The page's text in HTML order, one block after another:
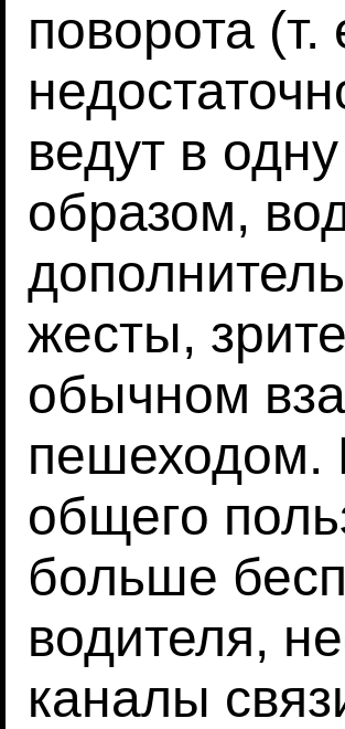
поворота (т.
ведут в
образом,
жесты,
обычном
пешеходом.
общего
больше
водителя,
каналы